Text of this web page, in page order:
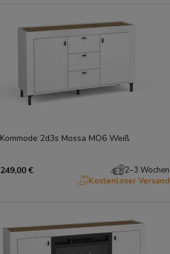
Kommode 2d3s Mossa MO6 Weiß
249,00 €
2–3 Wochen
Kostenloser Versand